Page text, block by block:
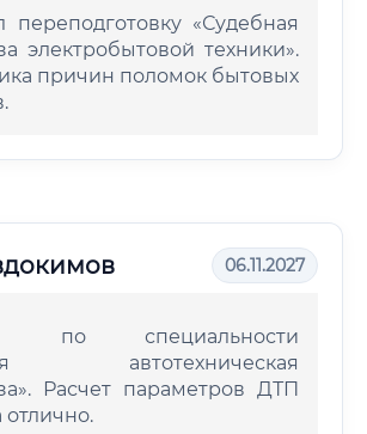
переподготовку «Судебная
электробытовой техники».
причин поломок бытовых
06.11.2027
по специальности
автотехническая
Расчет параметров ДТП
отлично.